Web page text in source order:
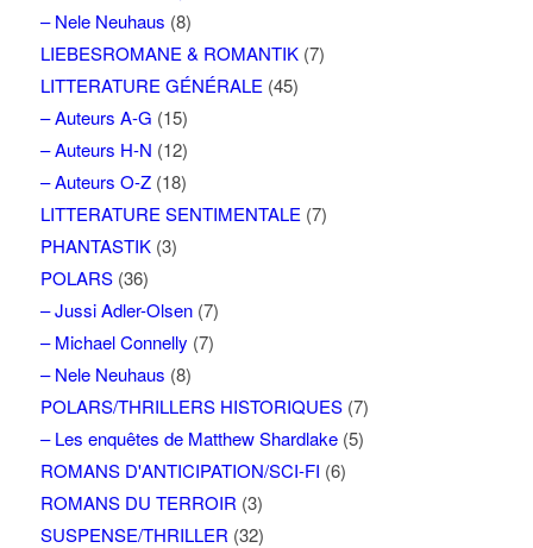
– Nele Neuhaus (8)
LIEBESROMANE & ROMANTIK(7)
LITTERATURE GÉNÉRALE (45)
– Auteurs A-G (15)
– Auteurs H-N (12)
– Auteurs O-Z(18)
LITTERATURE SENTIMENTALE (7)
PHANTASTIK(3)
POLARS(36)
– Jussi Adler-Olsen(7)
– Michael Connelly (7)
– Nele Neuhaus (8)
POLARS/THRILLERS HISTORIQUES(7)
– Les enquêtes de Matthew Shardlake(5)
ROMANS D'ANTICIPATION/SCI-FI (6)
ROMANS DU TERROIR (3)
SUSPENSE/THRILLER (32)